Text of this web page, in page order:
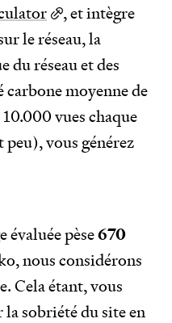
, et intègre
le réseau, la
du réseau et des
carbone moyenne de
vues chaque
vous générez
évaluée pèse670
nous considérons
Cela étant, vous
sobriété du site en